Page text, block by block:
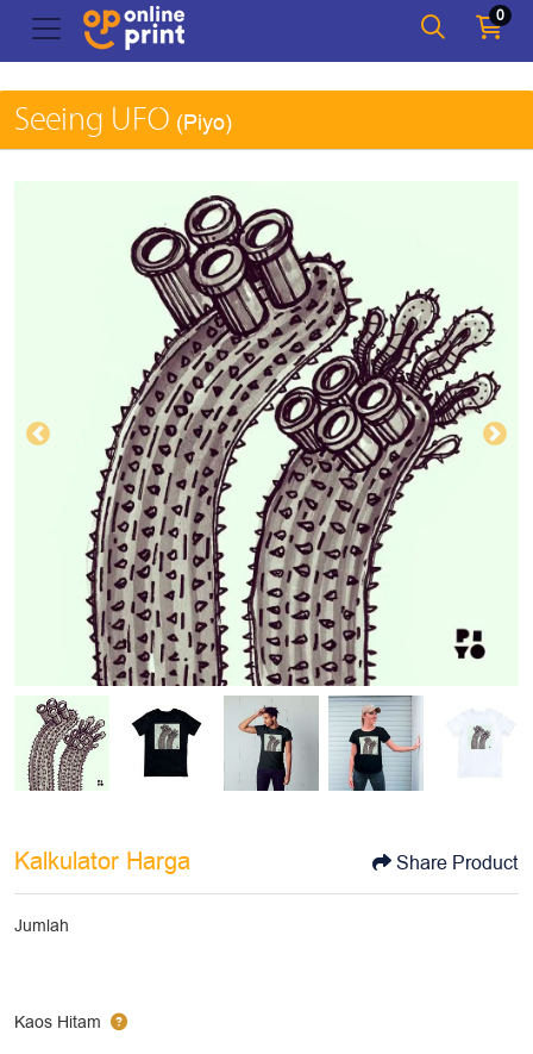
0
Seeing UFO (Piyo)
Kalkulator Harga Share Product
Jumlah
Kaos Hitam